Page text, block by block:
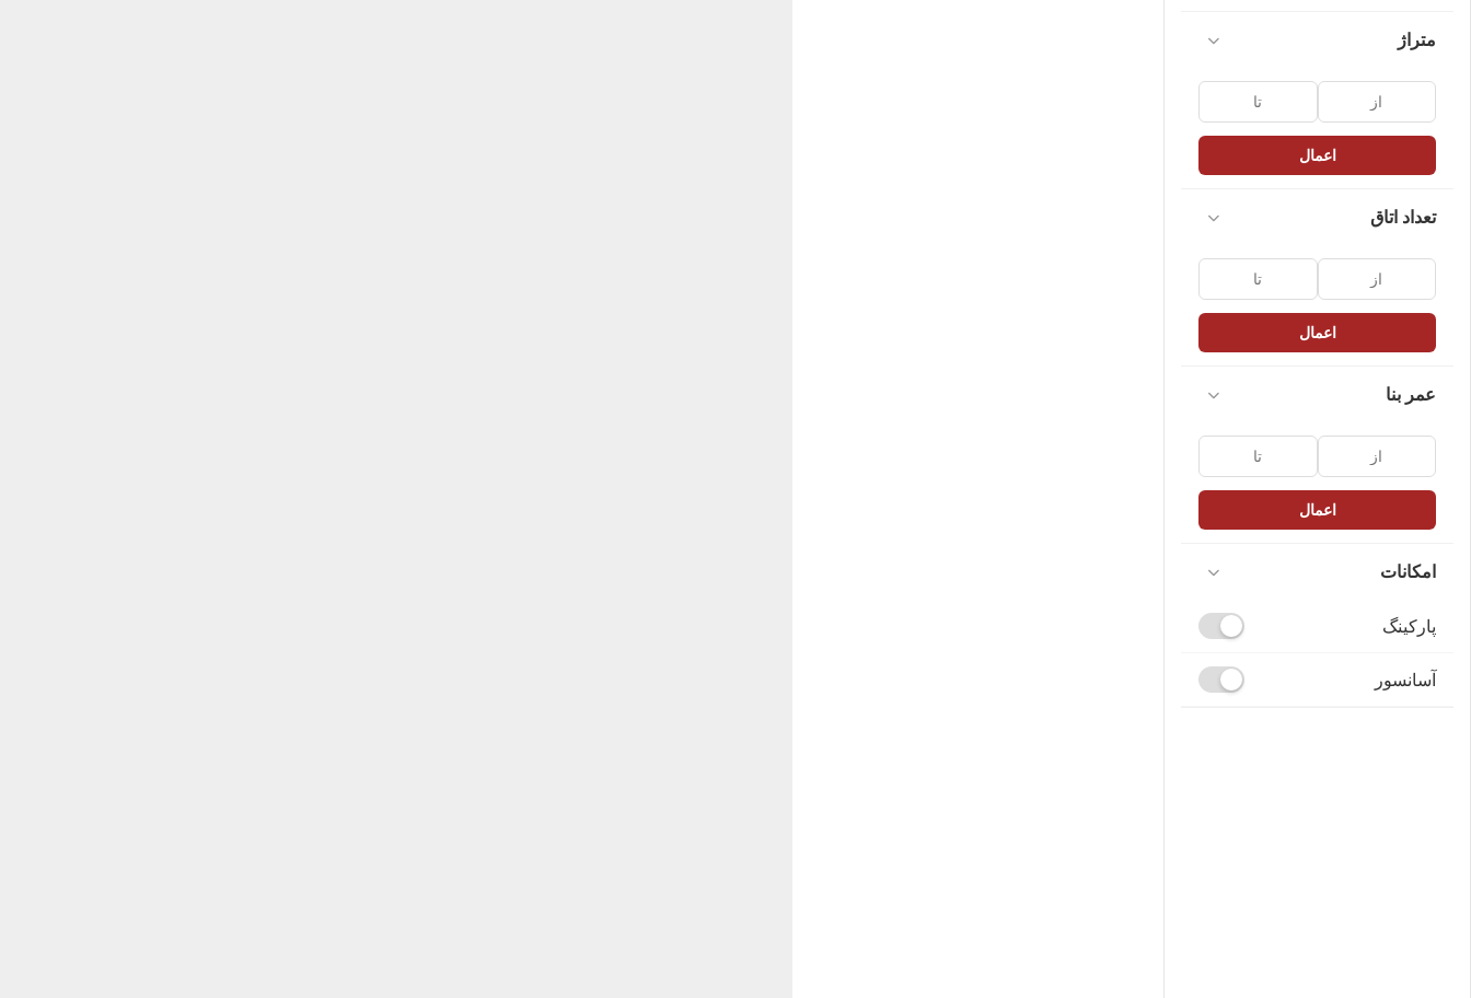
متراژ
اعمال
تعداد اتاق
اعمال
عمر بنا
اعمال
امکانات
پارکینگ
آسانسور